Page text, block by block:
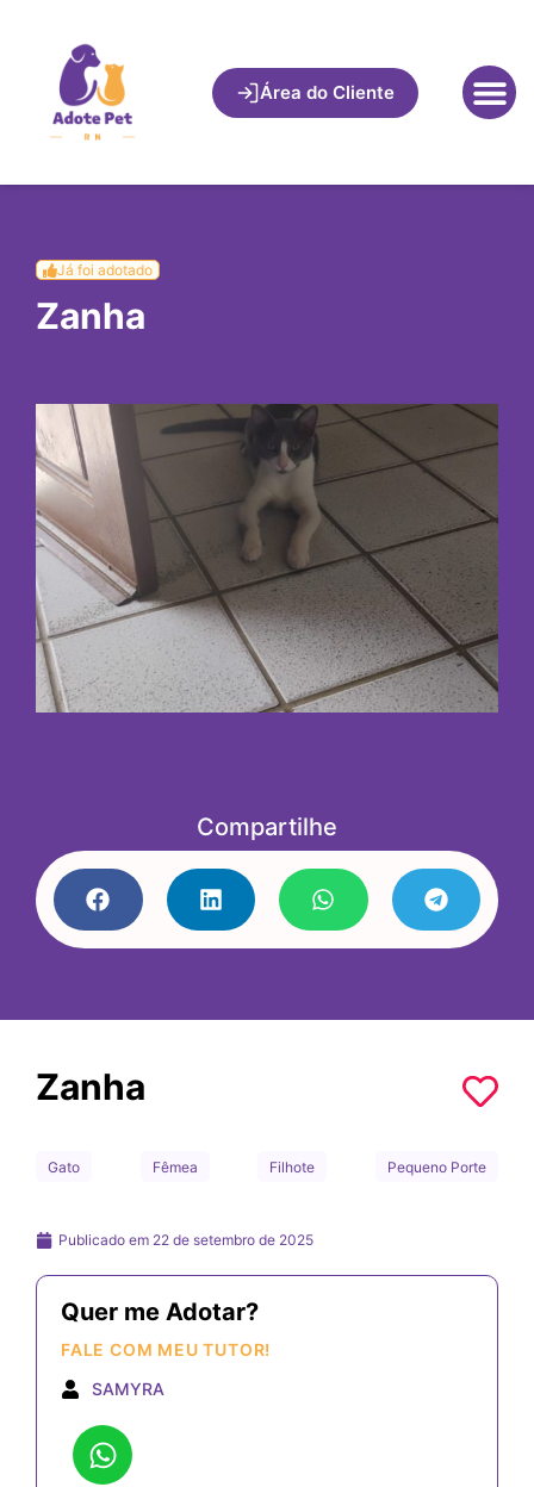
Área do Cliente
Já foi adotado
Zanha
Compartilhe
Zanha
Gato Fêmea Filhote Pequeno Porte
Publicado em 22 de setembro de 2025
Quer me Adotar?
FALE COM MEU TUTOR!
SAMYRA